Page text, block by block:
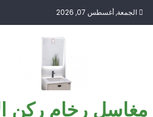
Skip الجمعة, أغسطس 07, 2026
مغاسل رخام ركن